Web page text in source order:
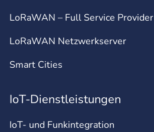
LoRaWAN – Full Service Provider
LoRaWAN Netzwerkserver
Smart Cities
IoT-Dienstleistungen
IoT- und Funkintegration